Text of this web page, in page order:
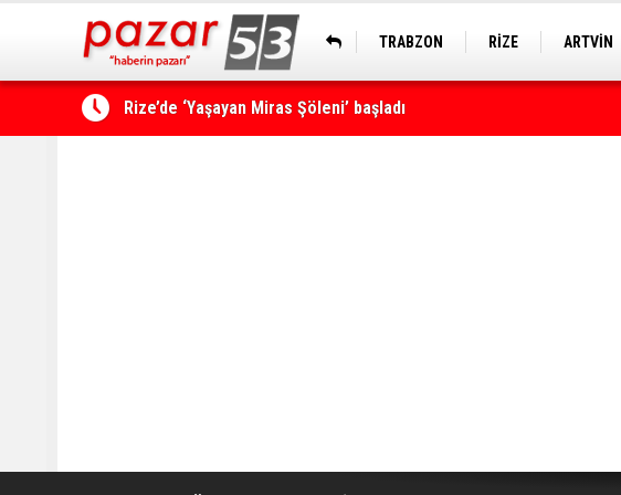
TRABZON RİZE ARTVİN
Rize’de ‘Yaşayan Miras Şöleni’ başladı
Çamlıhemşin'de kayıp vatandaş 600 metrelik uçurumda bulundu